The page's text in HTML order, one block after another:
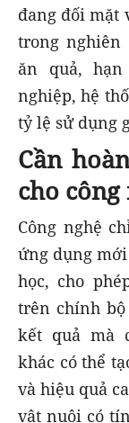
đang đối mặt
trong nghiên
ăn quả,
nghiệp, hệ
tỷ lệ sử dụng
Cần
cho
Công nghệ
ứng dụng
học, cho
trên chính bộ
kết quả mà
khác có thể
và hiệu quả
vật nuôi có